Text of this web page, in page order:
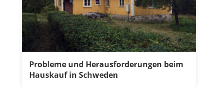
Probleme und Herausforderungen beim
Hauskauf in Schweden